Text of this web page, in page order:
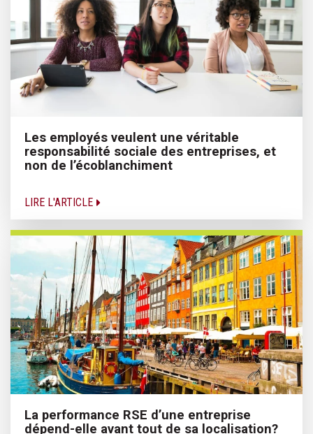
Les employés veulent une véritable
responsabilité sociale des entreprises, et
non de l’écoblanchiment
LIRE L'ARTICLE
La performance RSE d’une entreprise
dépend-elle avant tout de sa localisation?